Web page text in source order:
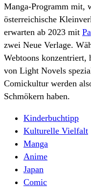
Manga-Programm mit,
österreichische
erwarten ab 2023 mit
zwei Neue Verlage.
Webtoons
von Light Novels
Comickultur werden
Schmökern haben.
Kinderbuchtipp
Kulturelle Vielfalt
Manga
Anime
Japan
Comic